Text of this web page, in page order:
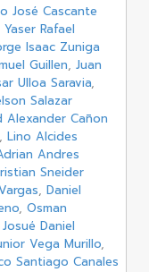
José Cascante
Yaser Rafael
Isaac Zuniga
Guillen, Juan
Ulloa Saravia,
Salazar
Alexander Cañon
, Lino Alcides
Andres
Sneider
, Daniel
, Osman
Josué Daniel
Vega Murillo,
Santiago Canales